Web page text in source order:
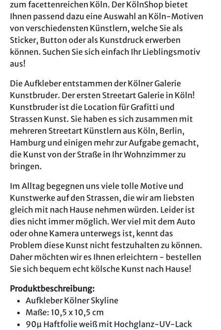
zum facettenreichen Köln. Der KölnShop bietet
Ihnen passend dazu eine Auswahl an Köln-Motiven
von verschiedensten Künstlern, welche Sie als
Sticker, Button oder als Kunstdruck erwerben
können. Suchen Sie sich einfach Ihr Lieblingsmotiv
aus!
Die Aufkleber entstammen der Kölner Galerie
Kunstbruder. Der ersten Streetart Galerie in Köln!
Kunstbruder ist die Location für Grafitti und
Strassen Kunst. Sie haben es sich zusammen mit
mehreren Streetart Künstlern aus Köln, Berlin,
Hamburg und einigen mehr zur Aufgabe gemacht,
die Kunst von der Straße in Ihr Wohnzimmer zu
bringen.
Im Alltag begegnen uns viele tolle Motive und
Kunstwerke auf den Strassen, die wir am liebsten
gleich mit nach Hause nehmen würden. Leider ist
dies nicht immer möglich. Wer viel mit dem Auto
oder ohne Kamera unterwegs ist, kennt das
Problem diese Kunst nicht festzuhalten zu können.
Daher möchten wir es Ihnen erleichtern - bestellen
Sie sich bequem echt kölsche Kunst nach Hause!
Produktbeschreibung:
Aufkleber Kölner Skyline
Maße: 10,5 x 10,5 cm
90µ Haftfolie weiß mit Hochglanz-UV-Lack